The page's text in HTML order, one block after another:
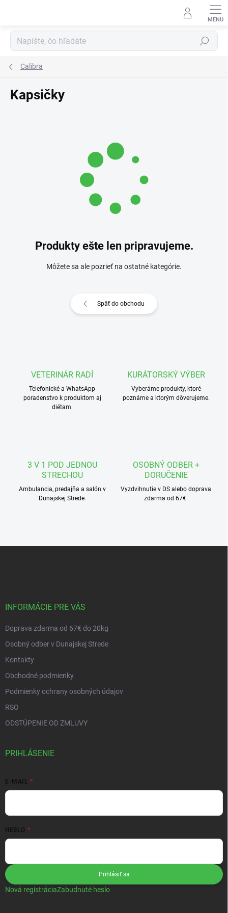
Hľadať
Calibra
Kapsičky
Produkty ešte len pripravujeme.
Môžete sa ale pozrieť na ostatné kategórie.
Späť do obchodu
VETERINÁR RADÍ
Telefonické a WhatsApp
poradenstvo k produktom aj
diétam.
KURÁTORSKÝ VÝBER
Vyberáme produkty, ktoré
poznáme a ktorým dôverujeme.
3 V 1 POD JEDNOU
STRECHOU
Ambulancia, predajňa a salón v
Dunajskej Strede.
OSOBNÝ ODBER +
DORUČENIE
Vyzdvihnutie v DS alebo doprava
zdarma od 67€.
INFORMÁCIE PRE VÁS
Doprava zdarma od 67€ do 20kg
Osobný odber v Dunajskej Strede
Kontakty
Obchodné podmienky
Podmienky ochrany osobných údajov
RSO
ODSTÚPENIE OD ZMLUVY
PRIHLÁSENIE
E-MAIL
HESLO
Prihlásiť sa
Nová registráciaZabudnuté heslo